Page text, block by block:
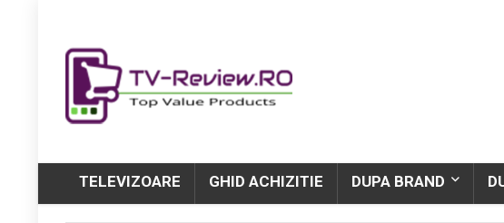
TELEVIZOARE GHID ACHIZITIE DUPA BRAND